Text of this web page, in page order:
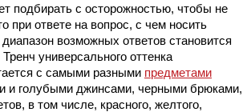
подбирать с осторожностью, чтобы не
при ответе на вопрос, с чем носить
возможных ответов становится
универсального оттенка
с самыми разными предметами
и голубыми джинсами, черными брюками,
в том числе, красного, желтого,